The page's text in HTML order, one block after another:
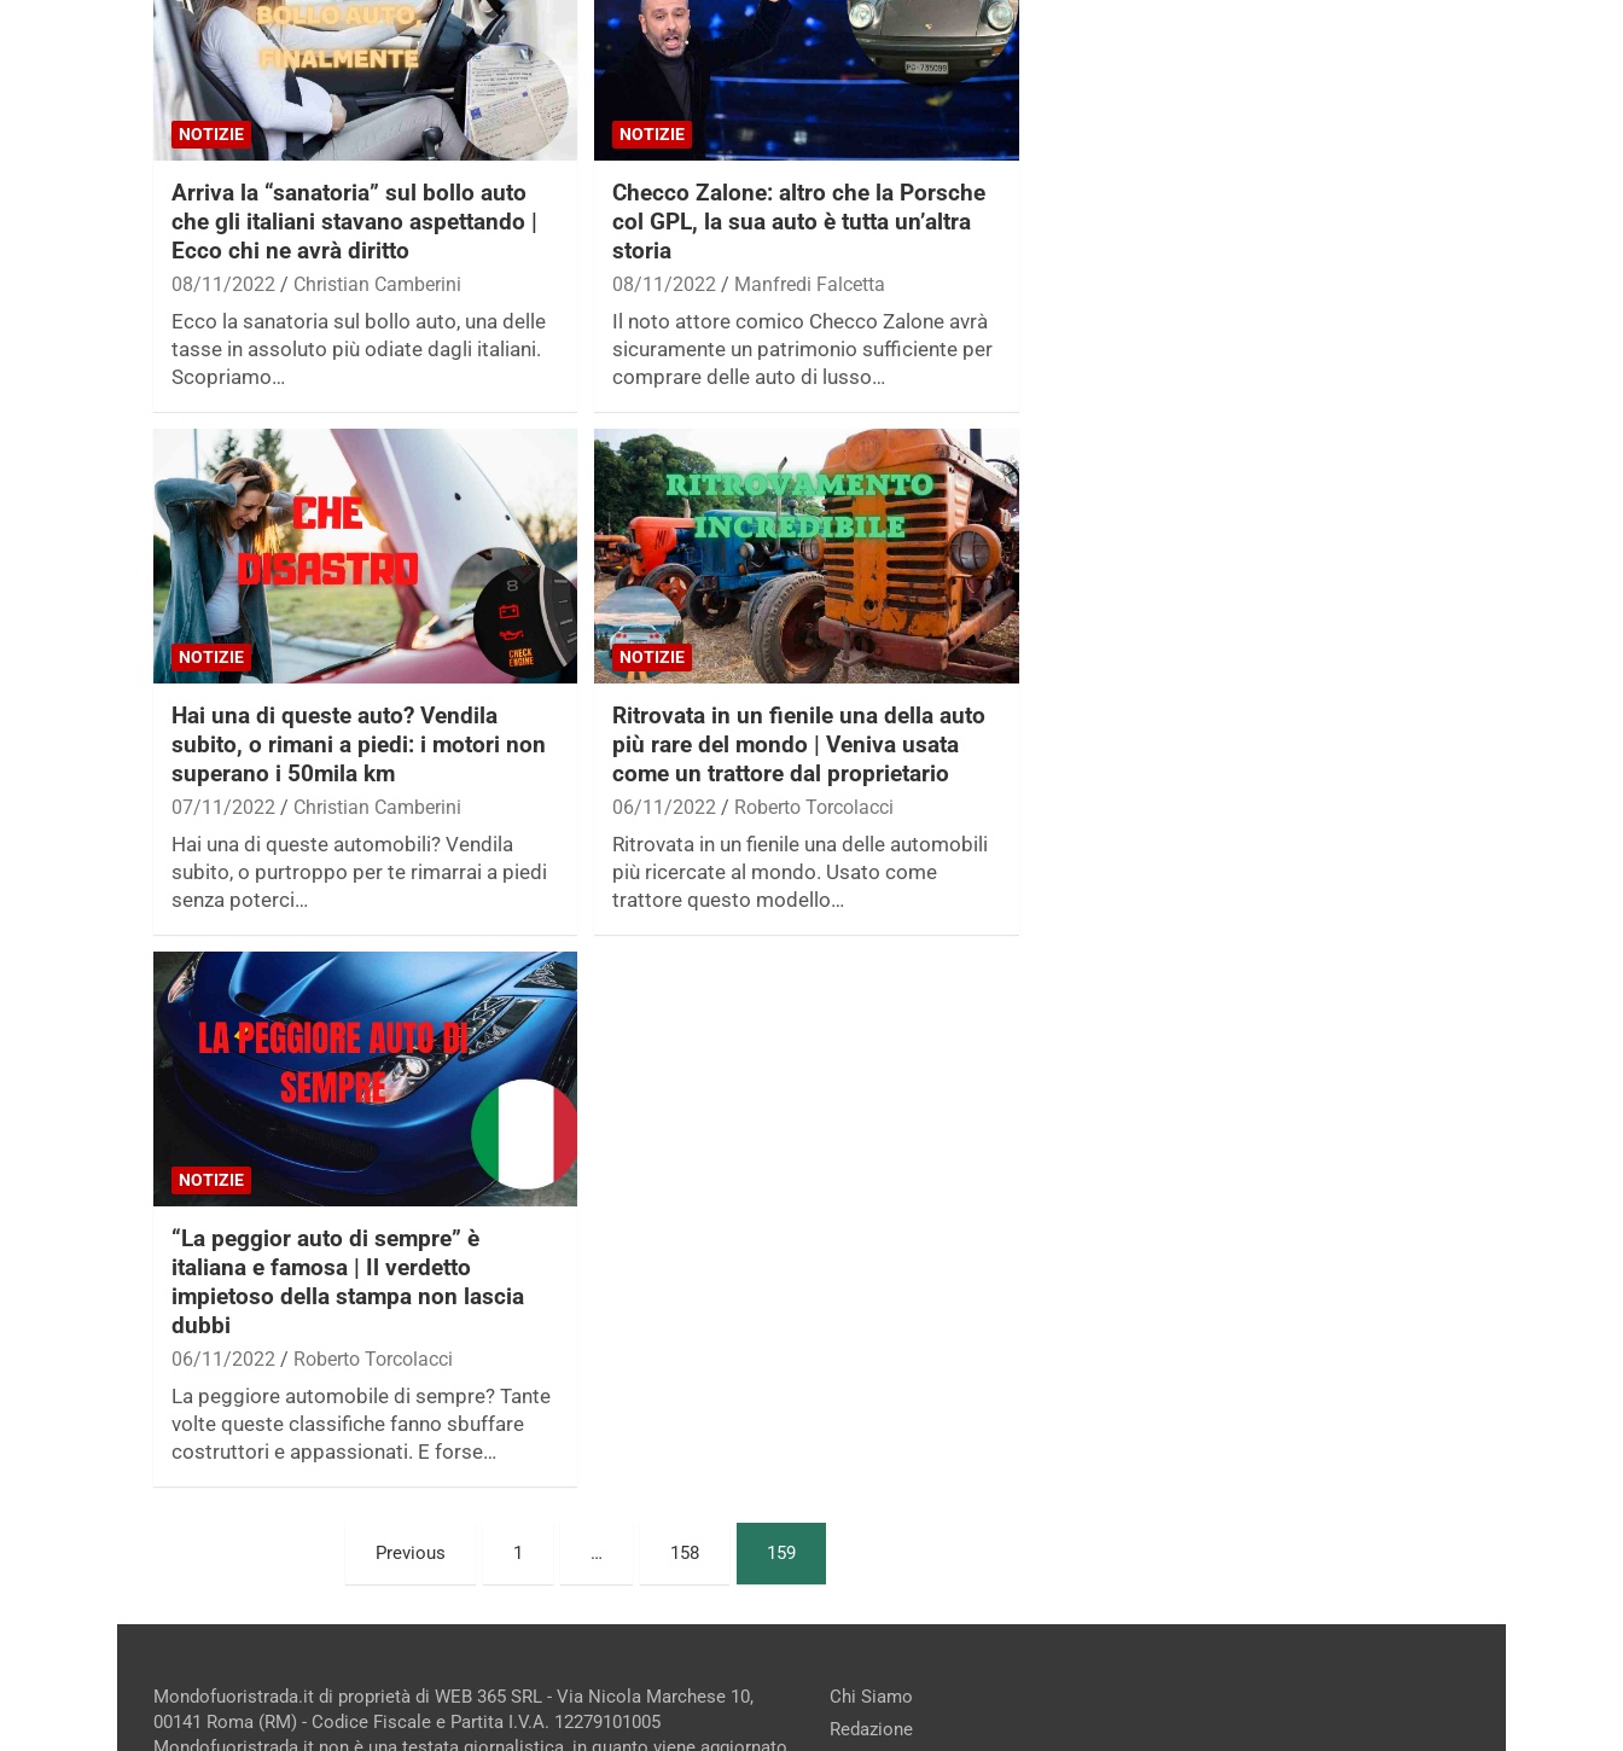
NOTIZIE
Arriva la “sanatoria” sul bollo auto
che gli italiani stavano aspettando |
Ecco chi ne avrà diritto
08/11/2022 Christian Camberini
Ecco la sanatoria sul bollo auto, una delle
tasse in assoluto più odiate dagli italiani.
Scopriamo…
NOTIZIE
Checco Zalone: altro che la Porsche
col GPL, la sua auto è tutta un’altra
storia
08/11/2022 Manfredi Falcetta
Il noto attore comico Checco Zalone avrà
sicuramente un patrimonio sufficiente per
comprare delle auto di lusso…
NOTIZIE
Hai una di queste auto? Vendila
subito, o rimani a piedi: i motori non
superano i 50mila km
07/11/2022 Christian Camberini
Hai una di queste automobili? Vendila
subito, o purtroppo per te rimarrai a piedi
senza poterci…
NOTIZIE
Ritrovata in un fienile una della auto
più rare del mondo | Veniva usata
come un trattore dal proprietario
06/11/2022 Roberto Torcolacci
Ritrovata in un fienile una delle automobili
più ricercate al mondo. Usato come
trattore questo modello…
NOTIZIE
“La peggior auto di sempre” è
italiana e famosa | Il verdetto
impietoso della stampa non lascia
dubbi
06/11/2022 Roberto Torcolacci
La peggiore automobile di sempre? Tante
volte queste classifiche fanno sbuffare
costruttori e appassionati. E forse…
Previous 1 … 158 159
Mondofuoristrada.it di proprietà di WEB 365 SRL - Via Nicola Marchese 10,
00141 Roma (RM) - Codice Fiscale e Partita I.V.A. 12279101005
Chi Siamo
Redazione